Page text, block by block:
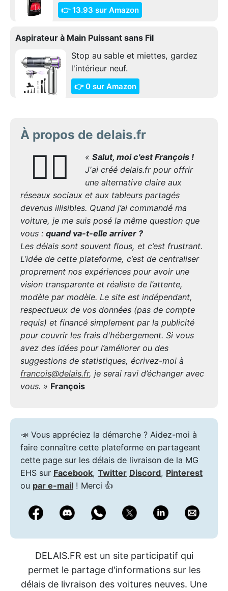
👉 13.93 sur Amazon
Aspirateur à Main Puissant sans Fil
Stop au sable et miettes, gardez
l'intérieur neuf.
👉 0 sur Amazon
À propos de delais.fr
🙋‍♂️ « Salut, moi c'est François !
J'ai créé delais.fr pour offrir
une alternative claire aux
réseaux sociaux et aux tableurs partagés
devenus illisibles. Quand j’ai commandé ma
voiture, je me suis posé la même question que
vous : quand va-t-elle arriver ?
Les délais sont souvent flous, et c’est frustrant.
L’idée de cette plateforme, c’est de centraliser
proprement nos expériences pour avoir une
vision transparente et réaliste de l’attente,
modèle par modèle. Le site est indépendant,
respectueux de vos données (pas de compte
requis) et financé simplement par la publicité
pour couvrir les frais d'hébergement. Si vous
avez des idées pour l’améliorer ou des
suggestions de statistiques, écrivez-moi à
francois@delais.fr, je serai ravi d’échanger avec
vous. » François
📣 Vous appréciez la démarche ? Aidez-moi à
faire connaître cette plateforme en partageant
cette page sur les délais de livraison de la MG
EHS sur Facebook, Twitter Discord, Pinterest
ou par e-mail ! Merci 👍
DELAIS.FR est un site participatif qui
permet le partage d'informations sur les
délais de livraison des voitures neuves. Une